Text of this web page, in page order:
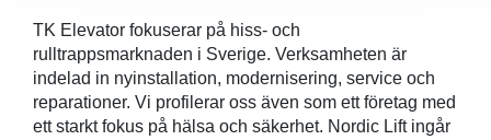
TK Elevator fokuserar på hiss- och
rulltrappsmarknaden i Sverige. Verksamheten är
indelad in nyinstallation, modernisering, service och
reparationer. Vi profilerar oss även som ett företag med
ett starkt fokus på hälsa och säkerhet. Nordic Lift ingår